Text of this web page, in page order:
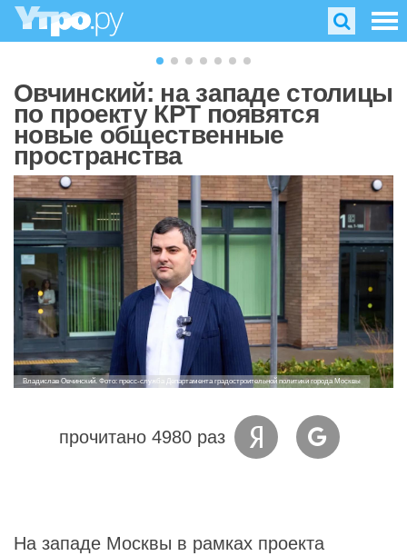
Овчинский: на западе столицы
по проекту КРТ появятся
новые общественные
пространства
Владислав Овчинский. Фото: пресс-служба Департамента градостроительной политики города Москвы
прочитано 4980 раз
На западе Москвы в рамках проекта